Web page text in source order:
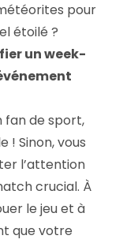
pour
étoilé ?
un week-
fan de sport,
! Sinon, vous
l’attention
crucial. À
le jeu et à
que votre